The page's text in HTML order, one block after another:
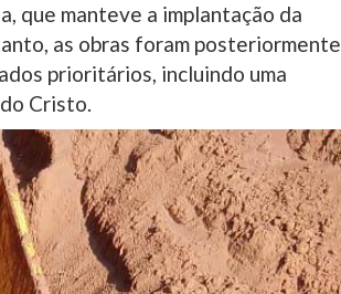
que manteve a implantação da
as obras foram posteriormente
prioritários, incluindo uma
Cristo.